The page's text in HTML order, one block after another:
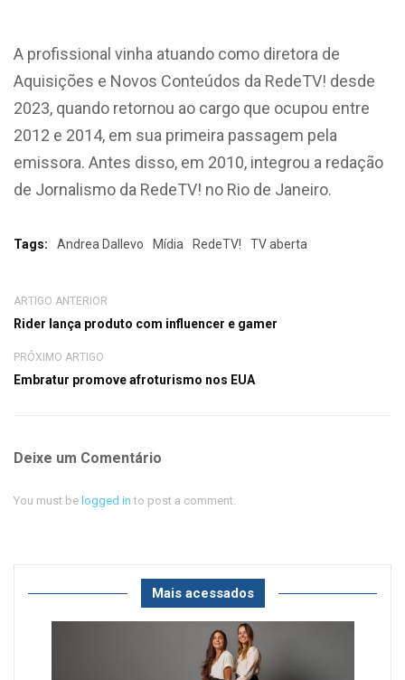
A profissional vinha atuando como diretora de
Aquisições e Novos Conteúdos da RedeTV! desde
2023, quando retornou ao cargo que ocupou entre
2012 e 2014, em sua primeira passagem pela
emissora. Antes disso, em 2010, integrou a redação
de Jornalismo da RedeTV! no Rio de Janeiro.
Tags: Andrea Dallevo Mídia RedeTV! TV aberta
ARTIGO ANTERIOR
Rider lança produto com influencer e gamer
PRÓXIMO ARTIGO
Embratur promove afroturismo nos EUA
Deixe um Comentário
You must be logged in to post a comment.
Mais acessados